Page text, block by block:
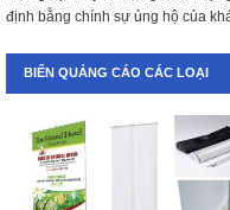
định bằng chính sự ủng hộ của
BIỂN QUẢNG CÁO CÁC LOẠI